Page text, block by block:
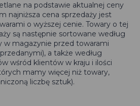
na podstawie aktualnej ceny
najniższa cena sprzedaży jest
o wyższej cenie. Towary o tej
są następnie sortowane według
w magazynie przed towarami
a także według
wśród klientów w kraju i ilości
mamy więcej niż towary,
liczbę sztuk).